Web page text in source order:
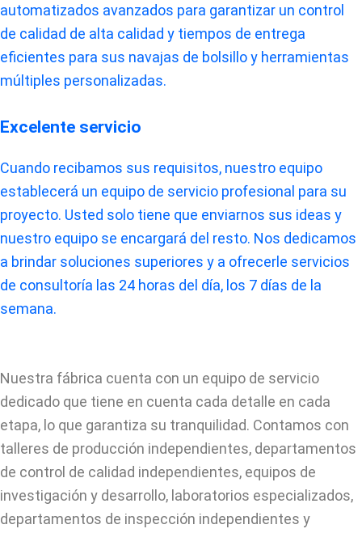
automatizados avanzados para garantizar un control
de calidad de alta calidad y tiempos de entrega
eficientes para sus navajas de bolsillo y herramientas
múltiples personalizadas.
Excelente servicio
Cuando recibamos sus requisitos, nuestro equipo
establecerá un equipo de servicio profesional para su
proyecto. Usted solo tiene que enviarnos sus ideas y
nuestro equipo se encargará del resto. Nos dedicamos
a brindar soluciones superiores y a ofrecerle servicios
de consultoría las 24 horas del día, los 7 días de la
semana.
Nuestra fábrica cuenta con un equipo de servicio
dedicado que tiene en cuenta cada detalle en cada
etapa, lo que garantiza su tranquilidad. Contamos con
talleres de producción independientes, departamentos
de control de calidad independientes, equipos de
investigación y desarrollo, laboratorios especializados,
departamentos de inspección independientes y